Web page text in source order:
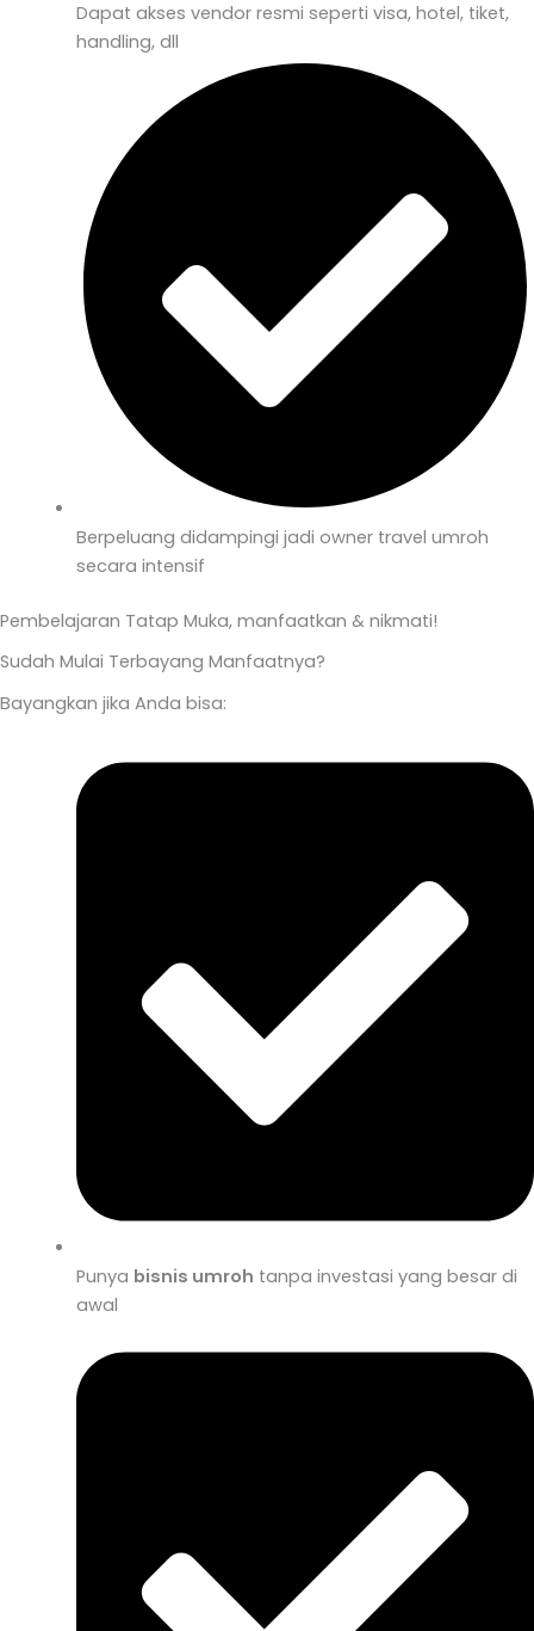
Dapat akses vendor resmi seperti visa, hotel, tiket,
handling, dll
Berpeluang didampingi jadi owner travel umroh
secara intensif
Pembelajaran Tatap Muka, manfaatkan & nikmati!
Sudah Mulai Terbayang Manfaatnya?
Bayangkan jika Anda bisa:
Punya bisnis umroh tanpa investasi yang besar di
awal